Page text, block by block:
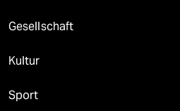
Gesellschaft
Kultur
Sport